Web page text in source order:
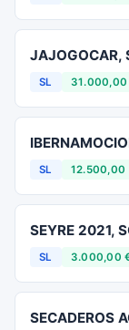
JAJOGOCAR,
SL 31.000,00
SL 12.500,00
SEYRE 2021,
SL 3.000,00
SECADEROS